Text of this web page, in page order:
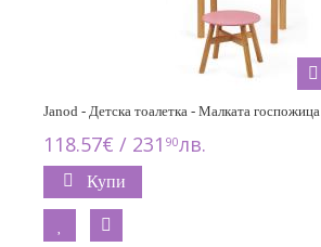
Janod - Детска тоалетка - Малката госпожица
118.57€ / 231 90лв.
Купи